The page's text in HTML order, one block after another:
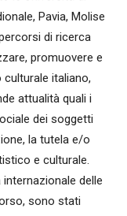
Pavia, Molise
di ricerca
promuovere e
italiano,
attualità quali i
dei soggetti
la tutela e/o
e culturale.
delle
sono stati